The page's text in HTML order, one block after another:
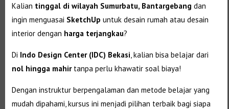
Kalian tinggal di wilayah Sumurbatu, Bantargebangdan
ingin menguasai SketchUp untuk desain rumah atau desain
interior dengan harga terjangkau?
Di Indo Design Center (IDC) Bekasi , kalian bisa belajar dari
nol hingga mahirtanpa perlu khawatir soal biaya!
Dengan instruktur berpengalaman dan metode belajar yang
mudah dipahami, kursus ini menjadi pilihan terbaik bagi siapa